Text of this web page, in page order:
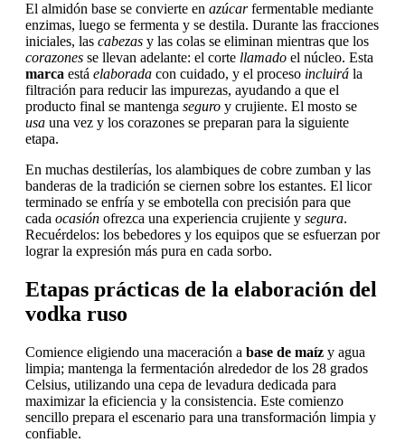
El almidón base se convierte en azúcarfermentable mediante
enzimas, luego se fermenta y se destila. Durante las fracciones
iniciales, las cabezas y las colas se eliminan mientras que los
corazones se llevan adelante: el corte llamado el núcleo. Esta
marca está elaborada con cuidado, y el proceso incluirá la
filtración para reducir las impurezas, ayudando a que el
producto final se mantenga seguro y crujiente. El mosto se
usa una vez y los corazones se preparan para la siguiente
etapa.
En muchas destilerías, los alambiques de cobre zumban y las
banderas de la tradición se ciernen sobre los estantes. El licor
terminado se enfría y se embotella con precisión para que
cada ocasión ofrezca una experiencia crujiente y segura.
Recuérdelos: los bebedores y los equipos que se esfuerzan por
lograr la expresión más pura en cada sorbo.
Etapas prácticas de la elaboración del
vodka ruso
Comience eligiendo una maceración a base de maíz y agua
limpia; mantenga la fermentación alrededor de los 28 grados
Celsius, utilizando una cepa de levadura dedicada para
maximizar la eficiencia y la consistencia. Este comienzo
sencillo prepara el escenario para una transformación limpia y
confiable.